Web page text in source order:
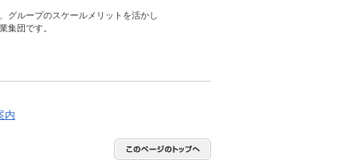
グループのスケールメリットを活かし
集団です。
内